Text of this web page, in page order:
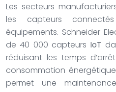
Les secteurs
les capteurs
équipements. Schneider
de 40 000 capteurs IoT
réduisant les temps
consommation
permet une